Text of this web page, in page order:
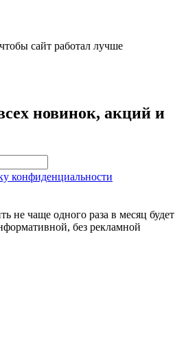
сайт работал лучше
новинок, акций и
конфиденциальности
не чаще одного раза в месяц будет
без рекламной